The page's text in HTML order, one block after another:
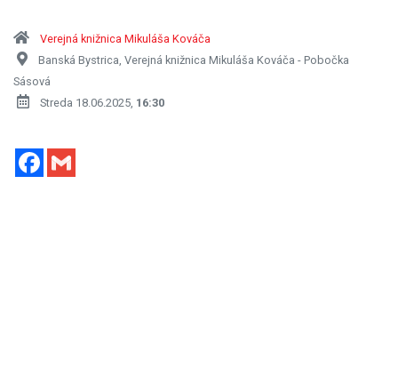
Verejná knižnica Mikuláša Kováča
Banská Bystrica, Verejná knižnica Mikuláša Kováča - Pobočka
Sásová
Streda 18.06.2025, 16:30
Facebook